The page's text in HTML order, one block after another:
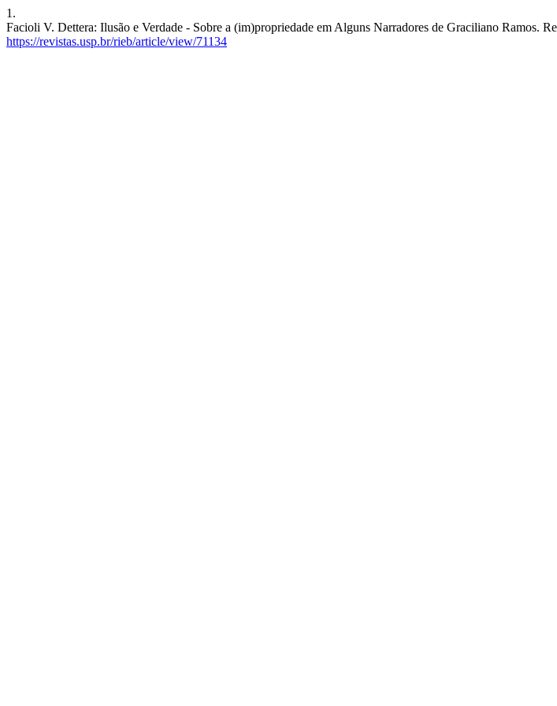
1.
Facioli V. Dettera: Ilusão e Verdade - Sobre a (im)propriedade em Alguns Narradores de Graciliano
https://revistas.usp.br/rieb/article/view/71134